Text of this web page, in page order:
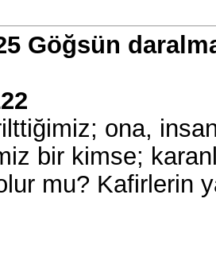
Göğsün
ona,
bir kimse;
mu? Kafirlerin